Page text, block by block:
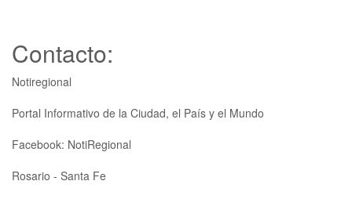
Contacto:
Notiregional
Portal Informativo de la Ciudad, el País y el Mundo
Facebook: NotiRegional
Rosario - Santa Fe